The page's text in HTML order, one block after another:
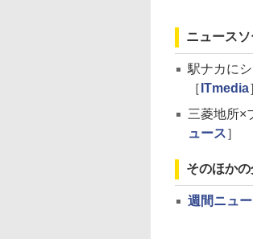
ニュースソ
駅ナカに
［ ITmedia
三菱地所×
ュース］
そのほか
週間ニュ